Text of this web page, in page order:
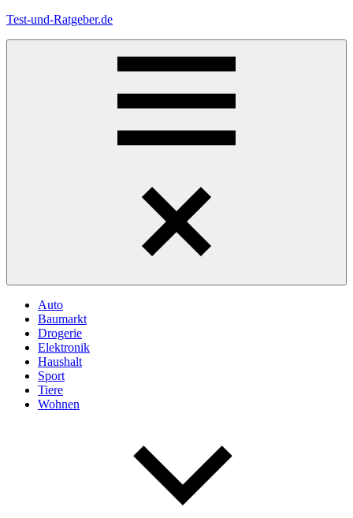
Zum
Test-und-Ratgeber.de
Auto
Baumarkt
Drogerie
Elektronik
Haushalt
Sport
Tiere
Wohnen